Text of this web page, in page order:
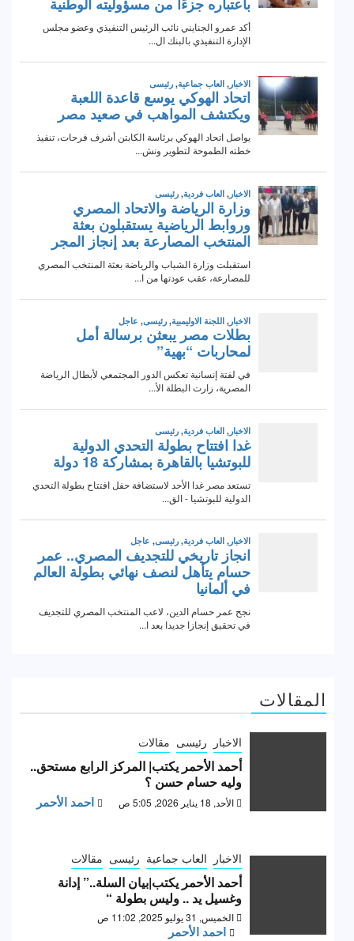
المقالات
الاخبار رئيسى مقالات
أحمد الأحمر يكتب| المركز الرابع مستحق..
وليه حسام حسن ؟
الأحد, 18 يناير 2026, 5:05 ص احمد الأحمر
الاخبار العاب جماعية رئيسى مقالات
أحمد الأحمر يكتب|بيان السلة..” إدانة
وغسيل يد .. وليس بطولة “
الخميس, 31 يوليو 2025, 11:02 ص
احمد الأحمر